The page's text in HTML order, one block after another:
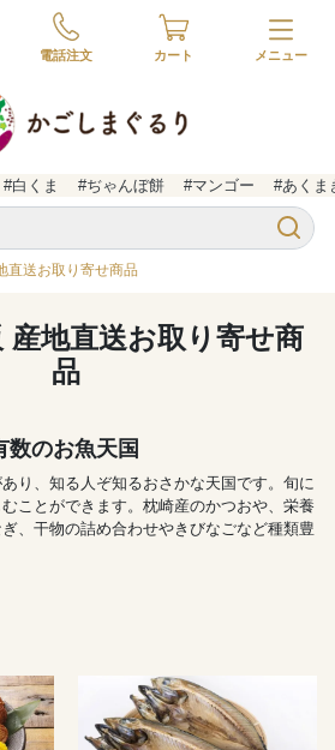
電話注文 カート
#白くま #ぢゃんぼ餅 #マンゴー #あくま
直送お取り寄せ商品
産地直送お取り寄せ商
品
数のお魚天国
り、知る人ぞ知るおさかな天国です。旬に
ことができます。枕崎産のかつおや、栄養
、干物の詰め合わせやきびなごなど種類豊